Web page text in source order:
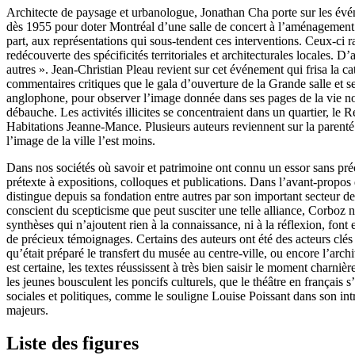
Architecte de paysage et urbanologue, Jonathan Cha porte sur les
dès 1955 pour doter Montréal d’une salle de concert à
part, aux représentations qui sous-tendent ces interventions. Ceux-ci
redécouverte des spécificités territoriales et architecturales locales.
autres ». Jean-Christian Pleau revient sur cet événement qui frisa la
commentaires critiques que le gala d’ouverture de la Grande salle et
anglophone, pour observer l’image donnée dans ses pages de la
débauche. Les activités illicites se concentraient dans un quartier, le
Habitations Jeanne-Mance. Plusieurs auteurs reviennent sur la
l’image de la ville l’est moins.
Dans nos sociétés où savoir et patrimoine ont connu un essor sans
prétexte à expositions, colloques et publications. Dans l’avant-
distingue depuis sa fondation entre autres par son important secteur
conscient du scepticisme que peut susciter une telle alliance, Corboz
synthèses qui n’ajoutent rien à la connaissance, ni à la réflexion,
de précieux témoignages. Certains des auteurs ont été des acteurs
qu’était préparé le transfert du musée au centre-ville, ou encore
est certaine, les textes réussissent à très bien saisir le moment
les jeunes bousculent les poncifs culturels, que le théâtre en français
sociales et politiques, comme le souligne Louise Poissant dans son
majeurs.
Liste des figures